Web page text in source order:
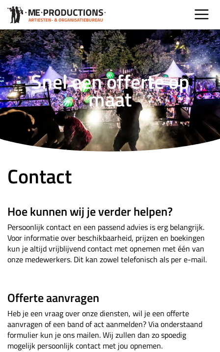
Snel een offerte op
maat
Contact
Hoe kunnen wij je verder helpen?
Persoonlijk contact en een passend advies is erg belangrijk.
Voor informatie over beschikbaarheid, prijzen en boekingen
kun je altijd vrijblijvend contact met opnemen met één van
onze medewerkers. Dit kan zowel telefonisch als per e-mail.
Offerte aanvragen
Heb je een vraag over onze diensten, wil je een offerte
aanvragen of een band of act aanmelden? Via onderstaand
formulier kun je ons mailen. Wij zullen dan zo spoedig
mogelijk persoonlijk contact met jou opnemen.